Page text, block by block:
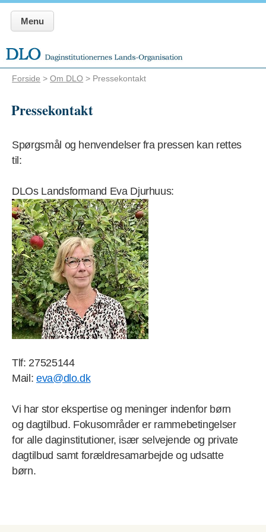
Menu
Forside >Om DLO > Pressekontakt
Pressekontakt
Spørgsmål og henvendelser fra pressen kan rettes
til:
DLOs Landsformand Eva Djurhuus:
Tlf: 27525144
Mail: eva@dlo.dk
Vi har stor ekspertise og meninger indenfor børn
og dagtilbud. Fokusområder er rammebetingelser
for alle daginstitutioner, især selvejende og private
dagtilbud samt forældresamarbejde og udsatte
børn.